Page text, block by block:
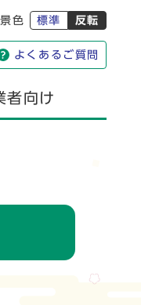
色 標準 反転
よくあるご質問
者向け